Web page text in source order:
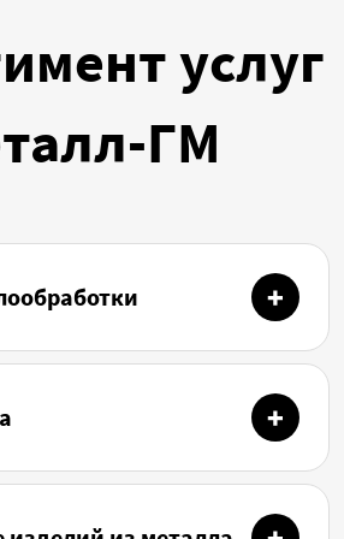
услуг
ГМ